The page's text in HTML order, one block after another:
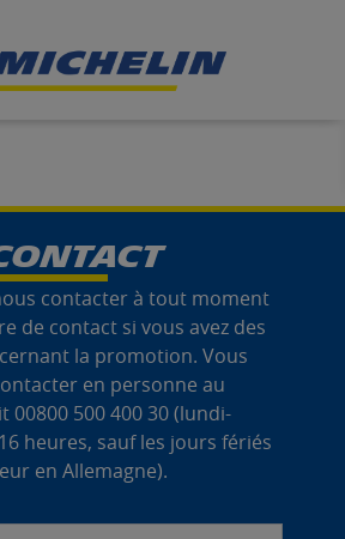
ONTACT
contacter à tout moment
de contact si vous avez des
la promotion. Vous
en personne au
500 400 30 (lundi-
heures, sauf les jours fériés
en Allemagne).